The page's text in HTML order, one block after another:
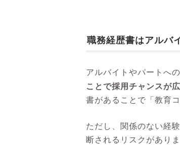
職務経歴書はアルバ
アルバイトやパートへの
ことで採用チャンスが
書があることで「教育
ただし、関係のない経
断されるリスクがあり